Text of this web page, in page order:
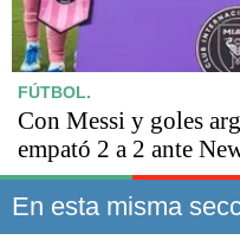
FÚTBOL.
Con Messi y goles
empató 2 a 2 ante
En esta misma